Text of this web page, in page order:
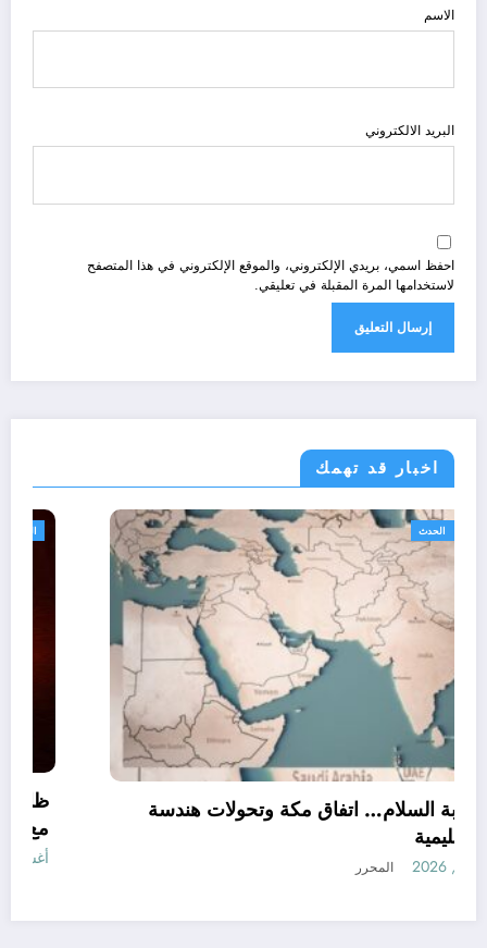
الاسم
البريد الالكتروني
احفظ اسمي، بريدي الإلكتروني، والموقع الإلكتروني في هذا المتصفح
لاستخدامها المرة المقبلة في تعليقي.
اخبار قد تهمك
أحوال عربية الحدث
الردع بوابة السلام… اتفاق مكة وتحولات هندسة
القوة الإقليمية
أغسطس 9, 2026